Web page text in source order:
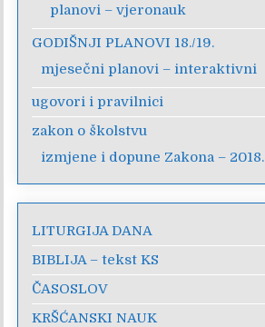
planovi – vjeronauk
GODIŠNJI PLANOVI 18./19.
mjesečni planovi – interaktivni
ugovori i pravilnici
zakon o školstvu
izmjene i dopune Zakona – 2018.
LITURGIJA DANA
BIBLIJA – tekst KS
ČASOSLOV
KRŠĆANSKI NAUK